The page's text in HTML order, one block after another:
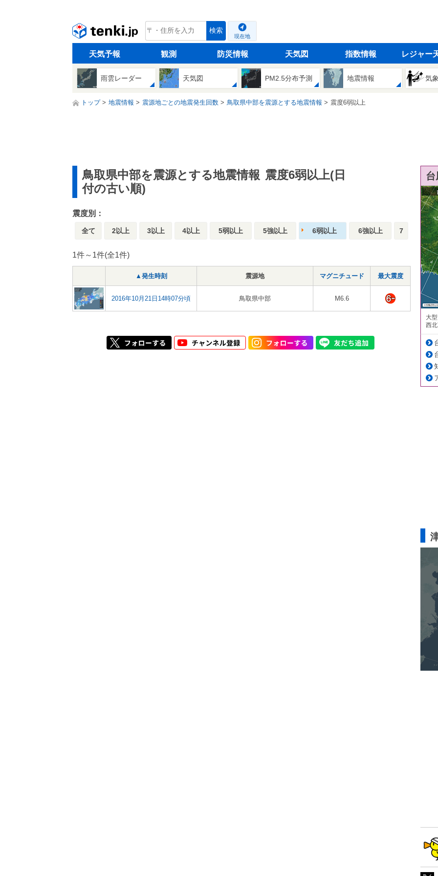
tenki.jp 検索
現在地
天気予報 観測 防災情報 天気図 指数情報 レジャー
雨雲レーダー 天気図 PM2.5分布予測 地震情報 気
トップ 地震情報 震源地ごとの地震発生回数 鳥取県中部を震源とする地震情報 震度6弱以上
鳥取県中部を震源とする地震情報 震度6弱以上(日
付の古い順)
震度別：
全て 2以上 3以上 4以上 5弱以上 5強以上 6弱以上 6強以上 7
1件～1件(全1件)
▲発生時刻 震源地 マグニチュード 最大震度
2016年10月21日14時07分頃 鳥取県中部 M6.6
大
西